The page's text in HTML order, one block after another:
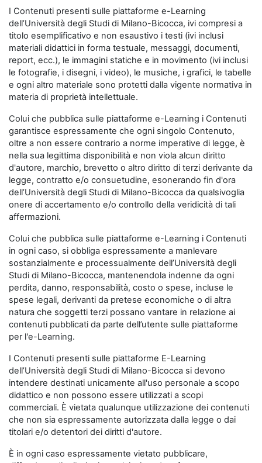
I Contenuti presenti sulle piattaforme e-Learning
dell’Università degli Studi di Milano-Bicocca, ivi compresi a
titolo esemplificativo e non esaustivo i testi (ivi inclusi
materiali didattici in forma testuale, messaggi, documenti,
report, ecc.), le immagini statiche e in movimento (ivi inclusi
le fotografie, i disegni, i video), le musiche, i grafici, le tabelle
e ogni altro materiale sono protetti dalla vigente normativa in
materia di proprietà intellettuale.
Colui che pubblica sulle piattaforme e-Learning i Contenuti
garantisce espressamente che ogni singolo Contenuto,
oltre a non essere contrario a norme imperative di legge, è
nella sua legittima disponibilità e non viola alcun diritto
d'autore, marchio, brevetto o altro diritto di terzi derivante da
legge, contratto e/o consuetudine, esonerando fin d'ora
dell’Università degli Studi di Milano-Bicocca da qualsivoglia
onere di accertamento e/o controllo della veridicità di tali
affermazioni.
Colui che pubblica sulle piattaforme e-Learning i Contenuti
in ogni caso, si obbliga espressamente a manlevare
sostanzialmente e processualmente dell’Università degli
Studi di Milano-Bicocca, mantenendola indenne da ogni
perdita, danno, responsabilità, costo o spese, incluse le
spese legali, derivanti da pretese economiche o di altra
natura che soggetti terzi possano vantare in relazione ai
contenuti pubblicati da parte dell’utente sulle piattaforme
per l'e-Learning.
I Contenuti presenti sulle piattaforme E-Learning
dell’Università degli Studi di Milano-Bicocca si devono
intendere destinati unicamente all'uso personale a scopo
didattico e non possono essere utilizzati a scopi
commerciali. È vietata qualunque utilizzazione dei contenuti
che non sia espressamente autorizzata dalla legge o dai
titolari e/o detentori dei diritti d'autore.
È in ogni caso espressamente vietato pubblicare,